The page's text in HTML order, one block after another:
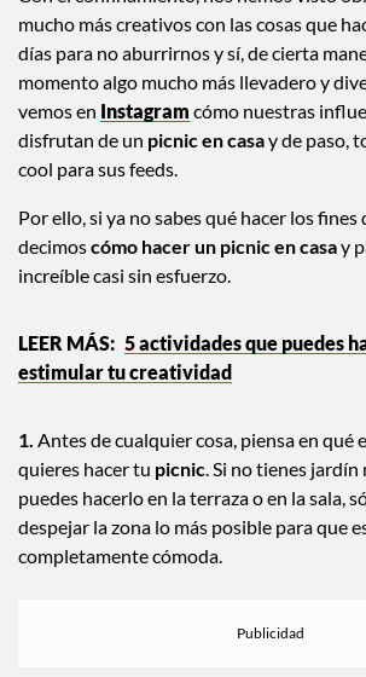
Con el confinamiento, nos hemos visto
mucho más creativos con las cosas que
días para no aburrirnos y sí, de cierta
momento algo mucho más llevadero y
vemos enInstagramcómo nuestras
disfrutan de unpicnic en casa
Por ello, si ya no sabes qué hacer los fines
decimoscómo hacer un picnic en casa
5 actividades que puedes
1.Antes de cualquier cosa, piensa en qué
quieres hacer tupicnic. Si no tienes jardín
puedes hacerlo en la terraza o en la sala,
despejar la zona lo más posible para que